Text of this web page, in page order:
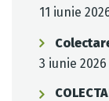
11 iunie
3 iunie 2026